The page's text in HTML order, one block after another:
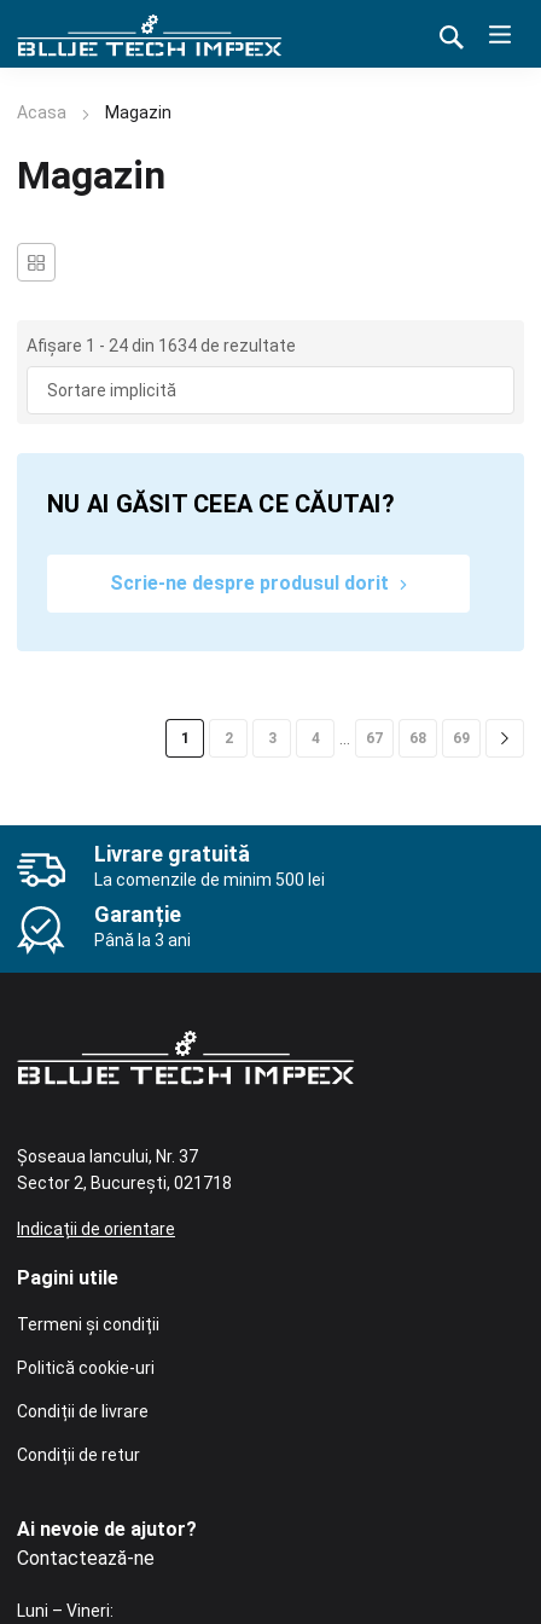
Acasa Magazin
Magazin
Afișare 1 - 24 din 1634 de rezultate
NU AI GĂSIT CEEA CE CĂUTAI?
Scrie-ne despre produsul dorit
1 2 3 4 … 67 68 69
Livrare gratuită
La comenzile de minim 500 lei
Garanție
Până la 3 ani
Șoseaua Iancului, Nr. 37
Sector 2, București, 021718
Indicații de orientare
Pagini utile
Termeni și condiții
Politică cookie-uri
Condiții de livrare
Condiții de retur
Ai nevoie de ajutor?
Contactează-ne
Luni – Vineri: